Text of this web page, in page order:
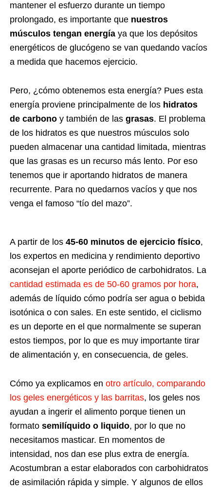
mantener el esfuerzo durante un tiempo
prolongado, es importante que nuestros
músculos tengan energía ya que los depósitos
energéticos de glucógeno se van quedando vacíos
a medida que hacemos ejercicio.
Pero, ¿cómo obtenemos esta energía? Pues esta
energía proviene principalmente de los hidratos
de carbono y también de las grasas. El problema
de los hidratos es que nuestros músculos solo
pueden almacenar una cantidad limitada, mientras
que las grasas es un recurso más lento. Por eso
tenemos que ir aportando hidratos de manera
recurrente. Para no quedarnos vacíos y que nos
venga el famoso “tío del mazo”.
A partir de los 45-60 minutos de ejercicio físico,
los expertos en medicina y rendimiento deportivo
aconsejan el aporte periódico de carbohidratos. La
cantidad estimada es de 50-60 gramos por hora,
además de líquido cómo podría ser agua o bebida
isotónica o con sales. En este sentido, el ciclismo
es un deporte en el que normalmente se superan
estos tiempos, por lo que es muy importante tirar
de alimentación y, en consecuencia, de geles.
Cómo ya explicamos en otro artículo, comparando
los geles energéticos y las barritas, los geles nos
ayudan a ingerir el alimento porque tienen un
formato semilíquido o liquido, por lo que no
necesitamos masticar. En momentos de
intensidad, nos dan ese plus extra de energía.
Acostumbran a estar elaborados con carbohidratos
de asimilación rápida y simple. Y algunos de ellos